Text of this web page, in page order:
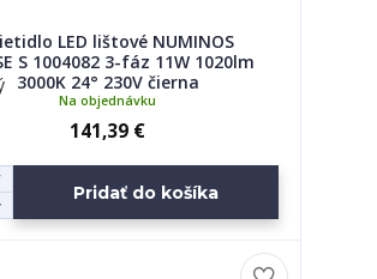
LED lištové NUMINOS
S 1004082 3-fáz 11W 1020lm
3000K 24° 230V čierna
141,39 €
Na objednávku
Pridať do košíka